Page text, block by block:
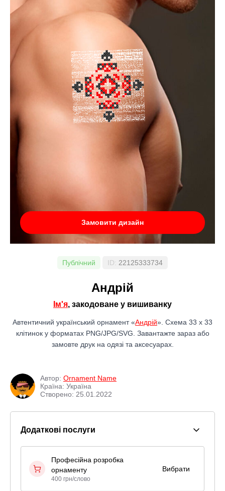
Замовити дизайн
Публічний ID: 22125333734
Андрій
Ім'я, закодоване у вишиванку
Автентичний український орнамент «Андрій». Схема 33 x 33
клітинок у форматах PNG/JPG/SVG. Завантажте зараз або
замовте друк на одязі та аксесуарах.
Автор: Ornament Name
Країна: Україна
Створено: 25.01.2022
Додаткові послуги
Професійна розробка
орнаменту
400 грн/слово
Вибрати